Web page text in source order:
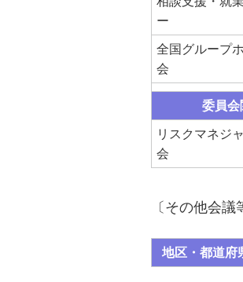
ー
全国グループ
会
委員会
リスクマネジ
会
〔その他会議
地区・都道府